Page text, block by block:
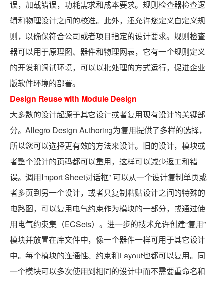
误，加载错误，功耗需求和成本要求。规则检查器检查逻
辑和物理设计之间的校准。此外，还允许您定义自定义规
则，以确保符合公司或者项目指定的设计要求。规则检查
器可以用于原理图、器件和物理网表，它有一个规则定义
的开发和调试环境，可以以批处理的方式运行，促进企业
版软件环境的部署。
Design Reuse with Module Design
大多数的设计起源于其它设计或者复用现有设计的关键部
分。Allegro Design Authoring为复用提供了多样的选择，
所以您可以选择更有效的方法来设计。旧的设计，模块或
者整个设计的页码都可以重用，这样可以减少返工和错
误。调用Import Sheet对话框” 可以从一个设计复制单页或
者多页到另一个设计，或者只复制粘贴设计之间的特殊的
电路图，可以复用电气约束作为模块的一部分，或通过使
用电气约束集（ECSets）。进一步的技术允许创建“复用”
模块并放置在库文件中，像一个器件一样可用于其它设计
中。每个模块的连通性、约束和Layout也都可以复用。同
一个模块可以多次使用到相同的设计中而不需要重命名和